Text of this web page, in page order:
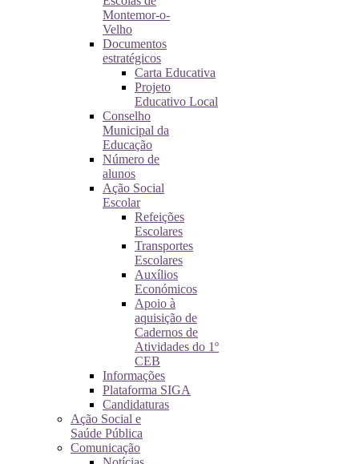
Montemor-o-
Velho
Documentos
estratégicos
Carta Educativa
Projeto
Educativo Local
Conselho
Municipal da
Educação
Número de
alunos
Ação Social
Escolar
Refeições
Escolares
Transportes
Escolares
Auxílios
Económicos
Apoio à
aquisição de
Cadernos de
Atividades do 1º
CEB
Informações
Plataforma SIGA
Candidaturas
Ação Social e
Saúde Pública
Comunicação